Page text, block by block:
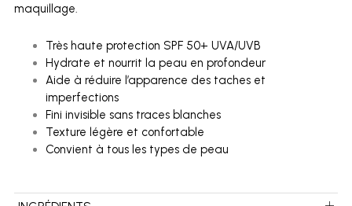
maquillage.
Très haute protection SPF 50+ UVA/UVB
Hydrate et nourrit la peau en profondeur
Aide à réduire l’apparence des taches et
imperfections
Fini invisible sans traces blanches
Texture légère et confortable
Convient à tous les types de peau